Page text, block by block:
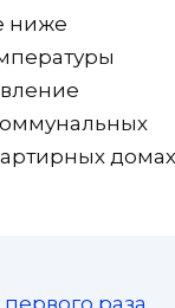
ниже
раза